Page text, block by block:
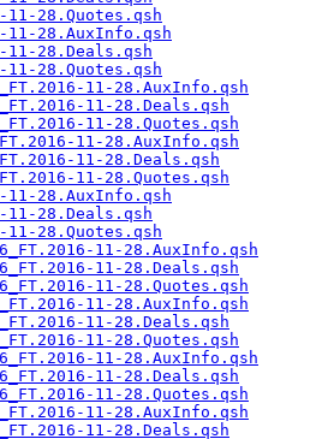
11-28.Quotes.qsh
11-28.AuxInfo.qsh
11-28.Deals.qsh
11-28.Quotes.qsh
11-28.AuxInfo.qsh
11-28.Deals.qsh
11-28.Quotes.qsh
11-28.AuxInfo.qsh
11-28.Deals.qsh
11-28.Quotes.qsh
11-28.AuxInfo.qsh
11-28.Deals.qsh
11-28.Quotes.qsh
11-28.AuxInfo.qsh
11-28.Deals.qsh
11-28.Quotes.qsh
11-28.AuxInfo.qsh
11-28.Deals.qsh
11-28.Quotes.qsh
11-28.AuxInfo.qsh
11-28.Deals.qsh
11-28.Quotes.qsh
11-28.AuxInfo.qsh
11-28.Deals.qsh